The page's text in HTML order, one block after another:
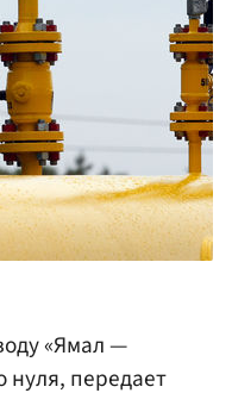
«Ямал —
нуля, передает